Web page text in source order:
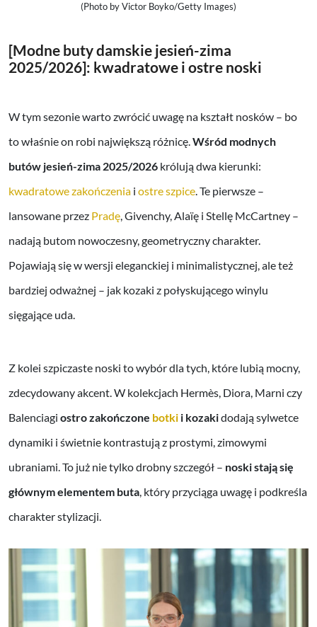
(Photo by Victor Boyko/Getty Images)
[Modne buty damskie jesień-zima
2025/2026]: kwadratowe i ostre noski
W tym sezonie warto zwrócić uwagę na kształt nosków – bo
to właśnie on robi największą różnicę.Wśród modnych
butów jesień-zima 2025/2026 królują dwa kierunki:
kwadratowe zakończenia i ostre szpice. Te pierwsze –
lansowane przez Pradę, Givenchy, Alaïę i Stellę McCartney –
nadają butom nowoczesny, geometryczny charakter.
Pojawiają się w wersji eleganckiej i minimalistycznej, ale też
bardziej odważnej – jak kozaki z połyskującego winylu
sięgające uda.
Z kolei szpiczaste noski to wybór dla tych, które lubią mocny,
zdecydowany akcent. W kolekcjach Hermès, Diora, Marni czy
Balenciagi ostro zakończone botki i kozakidodają sylwetce
dynamiki i świetnie kontrastują z prostymi, zimowymi
ubraniami. To już nie tylko drobny szczegół – noski stają się
głównym elementem buta, który przyciąga uwagę i podkreśla
charakter stylizacji.